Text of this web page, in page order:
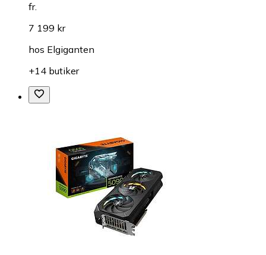
fr.
7 199 kr
hos Elgiganten
+14 butiker